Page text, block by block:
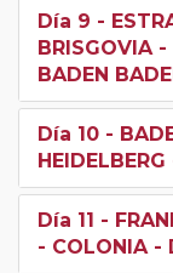
Día 9 -
BRISGOVIA -
BADEN
Día 10 -
Día 11 -
- COLONIA -